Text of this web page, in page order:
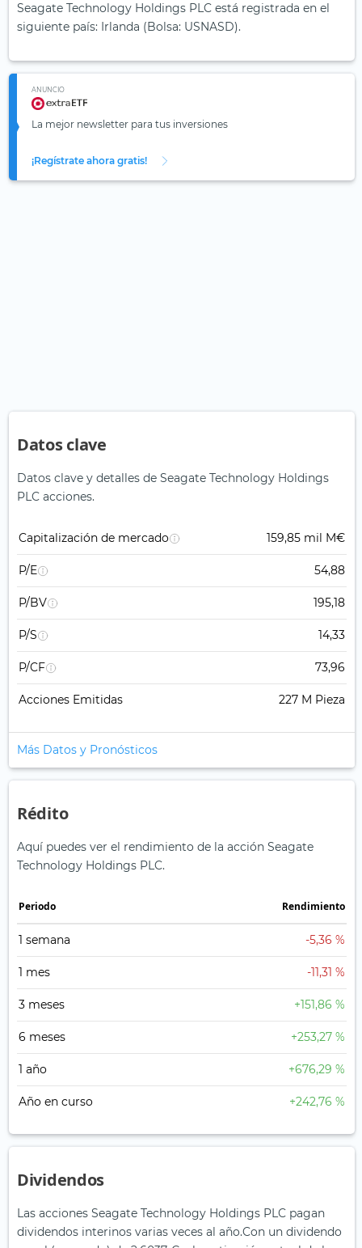
Seagate Technology Holdings PLC está registrada en el
siguiente país: Irlanda (Bolsa: USNASD).
ANUNCIO
La mejor newsletter para tus inversiones
¡Regístrate ahora gratis!
Datos clave
Datos clave y detalles de Seagate Technology Holdings
PLC acciones.
Capitalización de mercado 159,85 mil M€
P/E 54,88
P/BV 195,18
P/S 14,33
P/CF 73,96
Acciones Emitidas 227 M Pieza
Más Datos y Pronósticos
Rédito
Aquí puedes ver el rendimiento de la acción Seagate
Technology Holdings PLC.
Periodo Rendimiento
1 semana -5,36 %
1 mes -11,31 %
3 meses +151,86 %
6 meses +253,27 %
1 año +676,29 %
Año en curso +242,76 %
Dividendos
Las acciones Seagate Technology Holdings PLC pagan
dividendos interinos varias veces al año.Con un dividendo